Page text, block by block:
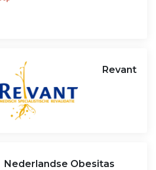
Revant
Nederlandse Obesitas